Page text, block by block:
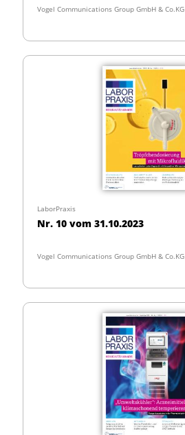
Vogel Communications Group GmbH & Co.KG
LaborPraxis
Nr. 10 vom 31.10.2023
Vogel Communications Group GmbH & Co.KG